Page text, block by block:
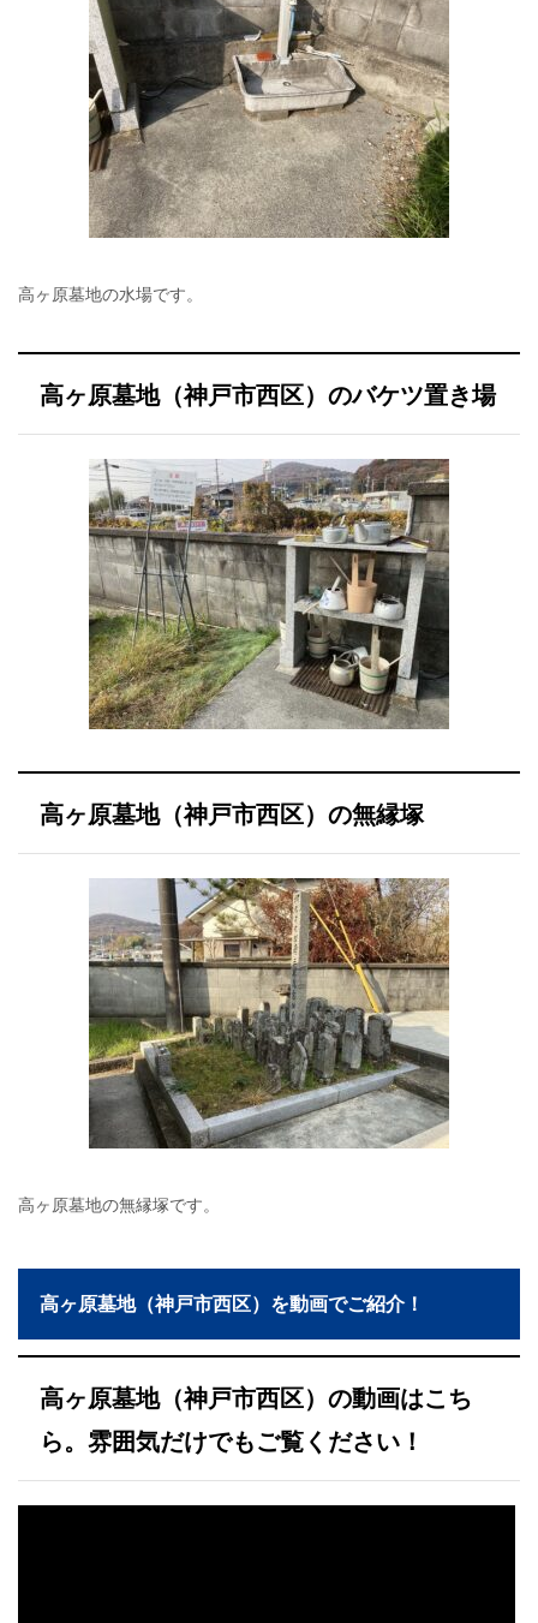
高ヶ原墓地の水場です。
高ヶ原墓地（神戸市西区）のバケツ置き場
高ヶ原墓地（神戸市西区）の無縁塚
高ヶ原墓地の無縁塚です。
高ヶ原墓地（神戸市西区）を動画でご紹介！
高ヶ原墓地（神戸市西区）の動画はこち
ら。雰囲気だけでもご覧ください！